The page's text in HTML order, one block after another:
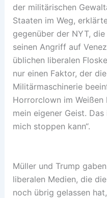
der militärischen
Staaten im Weg,
gegenüber der NYT,
seinen Angriff auf
üblichen liberalen
nur einen Faktor, der
Militärmaschinerie
Horrorclown im Weißen
mein eigener Geist.
mich stoppen kann“.
Müller und Trump
liberalen Medien, die
noch übrig gelassen